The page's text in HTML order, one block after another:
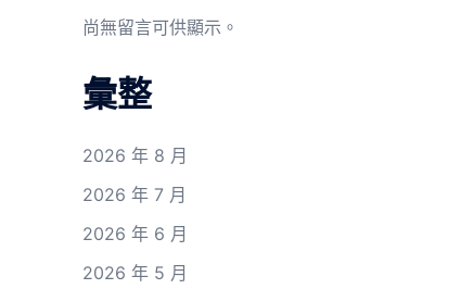
尚無留言可供顯示。
彙整
2026 年 8 月
2026 年 7 月
2026 年 6 月
2026 年 5 月